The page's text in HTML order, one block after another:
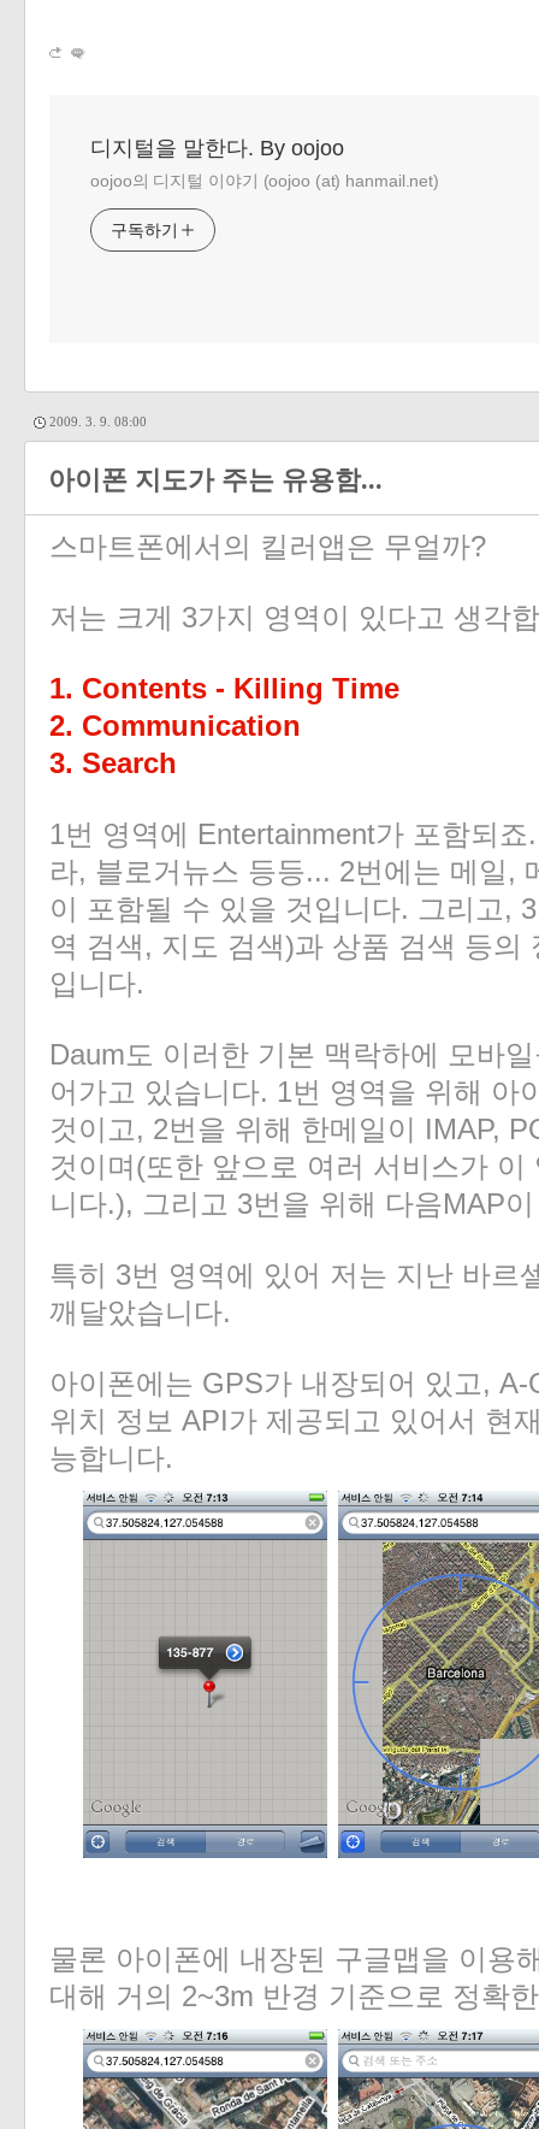
디지털을 말한다. By oojoo
oojoo의 디지털 이야기 (oojoo (at) hanmail.net)
구독하기
2009. 3. 9. 08:00
아이폰 지도가 주는 유용함...
스마트폰에서의 킬러앱은 무얼까?
저는 크게 3가지 영역이 있다고 생각
1. Contents - Killing Time
2. Communication
3. Search
1번 영역에 Entertainment가 포함되
라, 블로거뉴스 등등... 2번에는 메일,
이 포함될 수 있을 것입니다. 그리고,
역 검색, 지도 검색)과 상품 검색 등의
입니다.
Daum도 이러한 기본 맥락하에 모바
어가고 있습니다. 1번 영역을 위해 아
것이고, 2번을 위해 한메일이 IMAP,
것이며(또한 앞으로 여러 서비스가
니다.), 그리고 3번을 위해 다음MAP
특히 3번 영역에 있어 저는 지난 바르
깨달았습니다.
아이폰에는 GPS가 내장되어 있고,
위치 정보 API가 제공되고 있어서 현
능합니다.
물론 아이폰에 내장된 구글맵을 이용
대해 거의 2~3m 반경 기준으로 정확